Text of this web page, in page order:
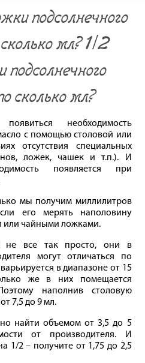
подсолнечного
мл? 1/2
подсолнечного
сколько мл?
необходимость
с помощью столовой или
отсутствия специальных
ложек, чашек и т.п.). И
появляется при
мы получим миллилитров
его мерять наполовину
или чайными ложками.
не все так просто, они в
могут отличаться по
в диапазоне от 15
же в них помещается
наполнив столовую
7,5 до 9 мл.
найти объемом от 3,5 до 5
от производителя. И
1/2 – получите от 1,75 до 2,5